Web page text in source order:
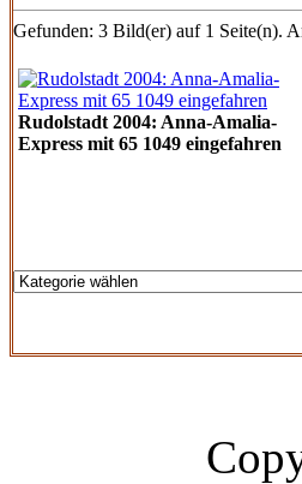
Gefunden: 3 Bild(er) auf 1 Seite(n).
Rudolstadt 2004: Anna-Amalia-
Express mit 65 1049 eingefahren